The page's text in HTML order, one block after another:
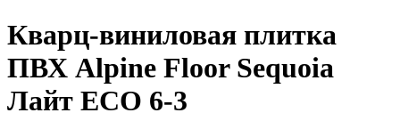
Кварц-виниловая плитка
ПВХ Alpine Floor Sequoia
Лайт ECO 6-3